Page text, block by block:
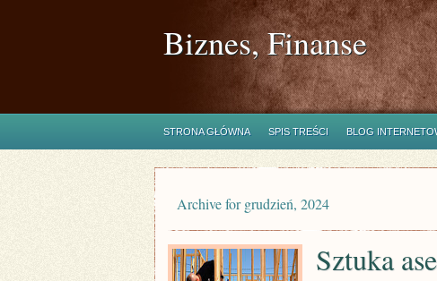
Biznes, Finanse
STRONA GŁÓWNA SPIS TREŚCI BLOG
Archive for grudzień, 2024
Sztuka